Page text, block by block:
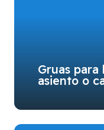
Gruas
asiento o